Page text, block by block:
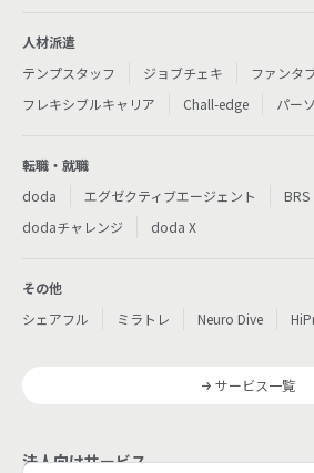
人材派遣
テンプスタッフ
ジョブチェキ
ファンタ
フレキシブルキャリア
Chall-edge パー
転職・就職
doda
エグゼクティブエージェント BRS
dodaチャレンジ
doda X
その他
シェアフル
ミラトレ Neuro Dive
サービス一覧
法人向けサービス